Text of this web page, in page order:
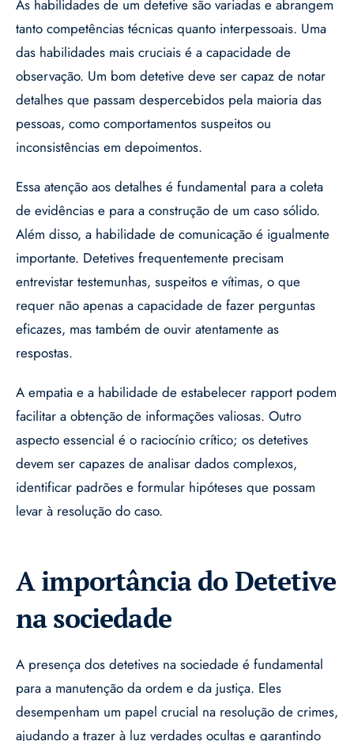
As habilidades de um detetive são variadas e abrangem
tanto competências técnicas quanto interpessoais. Uma
das habilidades mais cruciais é a capacidade de
observação. Um bom detetive deve ser capaz de notar
detalhes que passam despercebidos pela maioria das
pessoas, como comportamentos suspeitos ou
inconsistências em depoimentos.
Essa atenção aos detalhes é fundamental para a coleta
de evidências e para a construção de um caso sólido.
Além disso, a habilidade de comunicação é igualmente
importante. Detetives frequentemente precisam
entrevistar testemunhas, suspeitos e vítimas, o que
requer não apenas a capacidade de fazer perguntas
eficazes, mas também de ouvir atentamente as
respostas.
A empatia e a habilidade de estabelecer rapport podem
facilitar a obtenção de informações valiosas. Outro
aspecto essencial é o raciocínio crítico; os detetives
devem ser capazes de analisar dados complexos,
identificar padrões e formular hipóteses que possam
levar à resolução do caso.
A importância do Detetive
na sociedade
A presença dos detetives na sociedade é fundamental
para a manutenção da ordem e da justiça. Eles
desempenham um papel crucial na resolução de crimes,
ajudando a trazer à luz verdades ocultas e garantindo